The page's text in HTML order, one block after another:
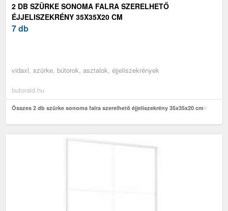
2 DB SZÜRKE SONOMA FALRA SZERELHETŐ
ÉJJELISZEKRÉNY 35X35X20 CM
7 db
vidaxl, szürke, bútorok, asztalok, éjjeliszekrények
butoraid.hu
Összes 2 db szürke sonoma falra szerelhető éjjeliszekrény 35x35x20 cm